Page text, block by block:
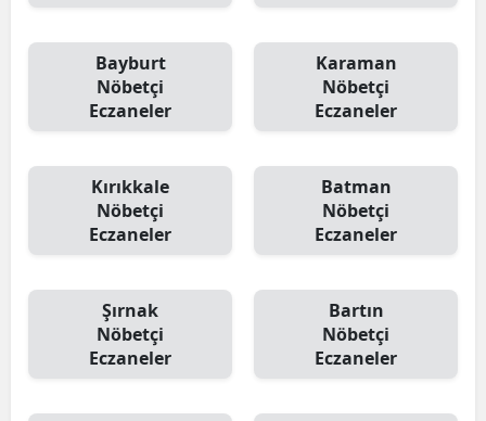
Bayburt
Nöbetçi
Eczaneler
Karaman
Nöbetçi
Eczaneler
Kırıkkale
Nöbetçi
Eczaneler
Batman
Nöbetçi
Eczaneler
Şırnak
Nöbetçi
Eczaneler
Bartın
Nöbetçi
Eczaneler